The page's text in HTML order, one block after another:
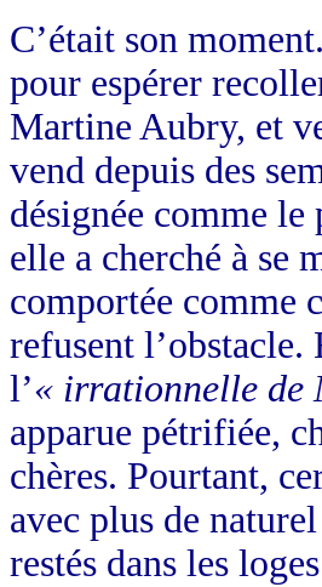
C’était son
pour espérer
Martine Aubry, et
vend depuis des
désignée comme
elle a cherché à se
comportée comme
refusent
l’« irrationnelle de
apparue pétrifiée,
chères. Pourtant,
avec plus de
restés dans les